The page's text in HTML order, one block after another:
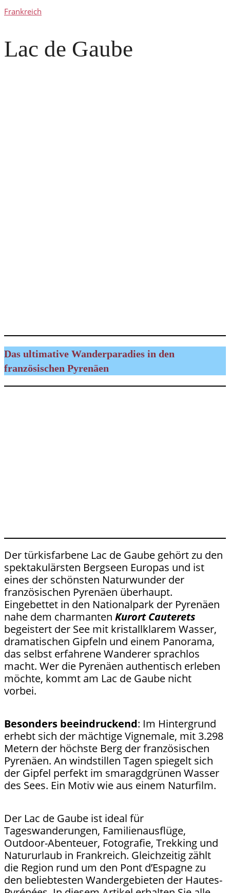
Frankreich
Lac de Gaube
Das ultimative Wanderparadies in den
französischen Pyrenäen
Der türkisfarbene Lac de Gaube gehört zu den
spektakulärsten Bergseen Europas und ist
eines der schönsten Naturwunder der
französischen Pyrenäen überhaupt.
Eingebettet in den Nationalpark der Pyrenäen
nahe dem charmanten Kurort Cauterets
begeistert der See mit kristallklarem Wasser,
dramatischen Gipfeln und einem Panorama,
das selbst erfahrene Wanderer sprachlos
macht. Wer die Pyrenäen authentisch erleben
möchte, kommt am Lac de Gaube nicht
vorbei.
Besonders beeindruckend: Im Hintergrund
erhebt sich der mächtige Vignemale, mit 3.298
Metern der höchste Berg der französischen
Pyrenäen. An windstillen Tagen spiegelt sich
der Gipfel perfekt im smaragdgrünen Wasser
des Sees. Ein Motiv wie aus einem Naturfilm.
Der Lac de Gaube ist ideal für
Tageswanderungen, Familienausflüge,
Outdoor-Abenteuer, Fotografie, Trekking und
Natururlaub in Frankreich. Gleichzeitig zählt
die Region rund um den Pont d’Espagne zu
den beliebtesten Wandergebieten der Hautes-